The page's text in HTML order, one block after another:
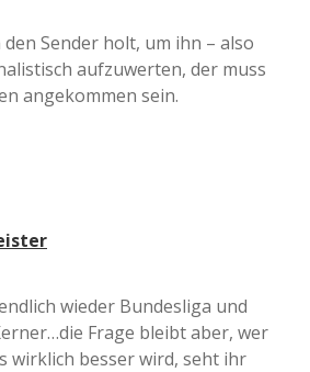
Sender holt, um ihn – also
aufzuwerten, der muss
angekommen sein.
wieder Bundesliga und
Frage bleibt aber, wer
wirklich besser wird, seht ihr